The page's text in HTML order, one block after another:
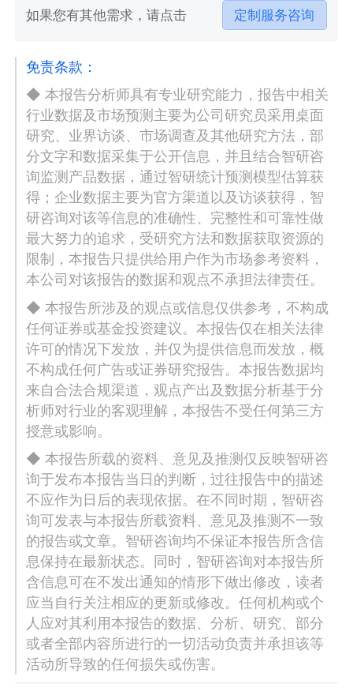
如果您有其他需求，请点击 定制服务咨询
免责条款：
◆ 本报告分析师具有专业研究能力，报告中相关
行业数据及市场预测主要为公司研究员采用桌面
研究、业界访谈、市场调查及其他研究方法，部
分文字和数据采集于公开信息，并且结合智研咨
询监测产品数据，通过智研统计预测模型估算获
得；企业数据主要为官方渠道以及访谈获得，智
研咨询对该等信息的准确性、完整性和可靠性做
最大努力的追求，受研究方法和数据获取资源的
限制，本报告只提供给用户作为市场参考资料，
本公司对该报告的数据和观点不承担法律责任。
◆ 本报告所涉及的观点或信息仅供参考，不构成
任何证券或基金投资建议。本报告仅在相关法律
许可的情况下发放，并仅为提供信息而发放，概
不构成任何广告或证券研究报告。本报告数据均
来自合法合规渠道，观点产出及数据分析基于分
析师对行业的客观理解，本报告不受任何第三方
授意或影响。
◆ 本报告所载的资料、意见及推测仅反映智研咨
询于发布本报告当日的判断，过往报告中的描述
不应作为日后的表现依据。在不同时期，智研咨
询可发表与本报告所载资料、意见及推测不一致
的报告或文章。智研咨询均不保证本报告所含信
息保持在最新状态。同时，智研咨询对本报告所
含信息可在不发出通知的情形下做出修改，读者
应当自行关注相应的更新或修改。任何机构或个
人应对其利用本报告的数据、分析、研究、部分
或者全部内容所进行的一切活动负责并承担该等
活动所导致的任何损失或伤害。